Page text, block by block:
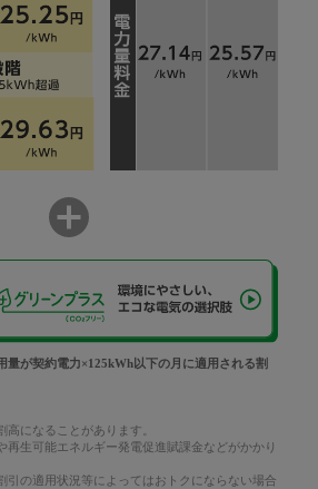
が契約電力×125kWh以下の月に適用される割
になることがあります。
生可能エネルギー発電促進賦課金などがかかり
引の適用状況等によってはおトクにならない場合